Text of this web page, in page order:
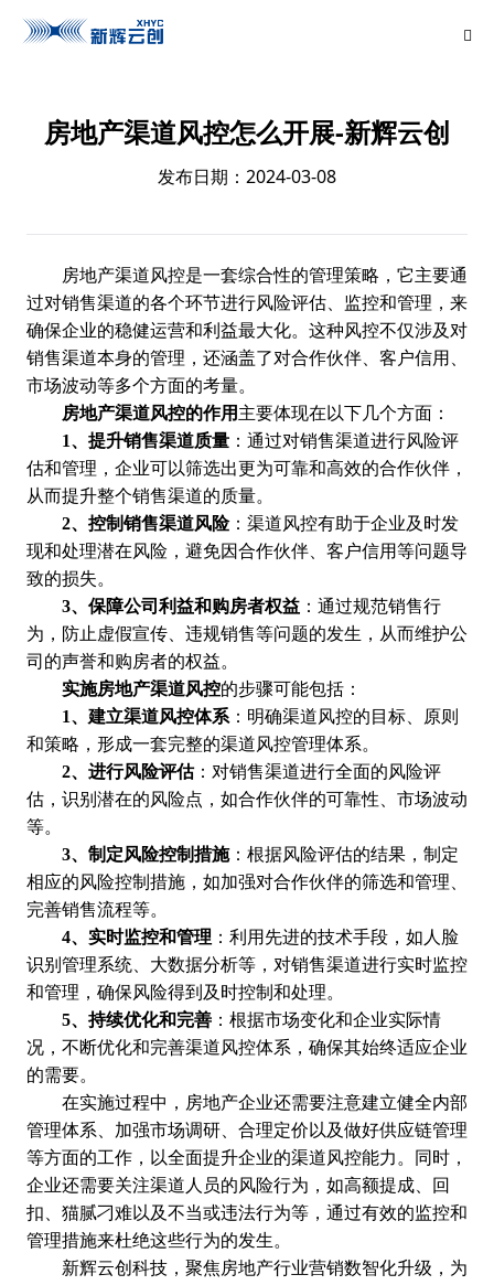
房地产渠道风控怎么开展-新辉云创
发布日期：2024-03-08
房地产渠道风控是一套综合性的管理策略，它主要通
过对销售渠道的各个环节进行风险评估、监控和管理，来
确保企业的稳健运营和利益最大化。这种风控不仅涉及对
销售渠道本身的管理，还涵盖了对合作伙伴、客户信用、
市场波动等多个方面的考量。
房地产渠道风控的作用 主要体现在以下几个方面：
1、提升销售渠道质量 ：通过对销售渠道进行风险评
估和管理，企业可以筛选出更为可靠和高效的合作伙伴，
从而提升整个销售渠道的质量。
2、控制销售渠道风险：渠道风控有助于企业及时发
现和处理潜在风险，避免因合作伙伴、客户信用等问题导
致的损失。
3、保障公司利益和购房者权益 ：通过规范销售行
为，防止虚假宣传、违规销售等问题的发生，从而维护公
司的声誉和购房者的权益。
实施房地产渠道风控的步骤可能包括：
1、建立渠道风控体系 ：明确渠道风控的目标、原则
和策略，形成一套完整的渠道风控管理体系。
2、进行风险评估：对销售渠道进行全面的风险评
估，识别潜在的风险点，如合作伙伴的可靠性、市场波动
等。
3、制定风险控制措施：根据风险评估的结果，制定
相应的风险控制措施，如加强对合作伙伴的筛选和管理、
完善销售流程等。
4、实时监控和管理 ：利用先进的技术手段，如人脸
识别管理系统、大数据分析等，对销售渠道进行实时监控
和管理，确保风险得到及时控制和处理。
5、持续优化和完善 ：根据市场变化和企业实际情
况，不断优化和完善渠道风控体系，确保其始终适应企业
的需要。
在实施过程中，房地产企业还需要注意建立健全内部
管理体系、加强市场调研、合理定价以及做好供应链管理
等方面的工作，以全面提升企业的渠道风控能力。同时，
企业还需要关注渠道人员的风险行为，如高额提成、回
扣、猫腻刁难以及不当或违法行为等，通过有效的监控和
管理措施来杜绝这些行为的发生。
新辉云创科技，聚焦房地产行业营销数智化升级，为